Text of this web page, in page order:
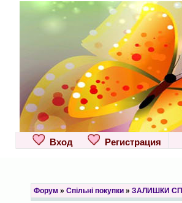
Вход Регистрация
Форум » Спільні покупки» ЗАЛИШКИ СП